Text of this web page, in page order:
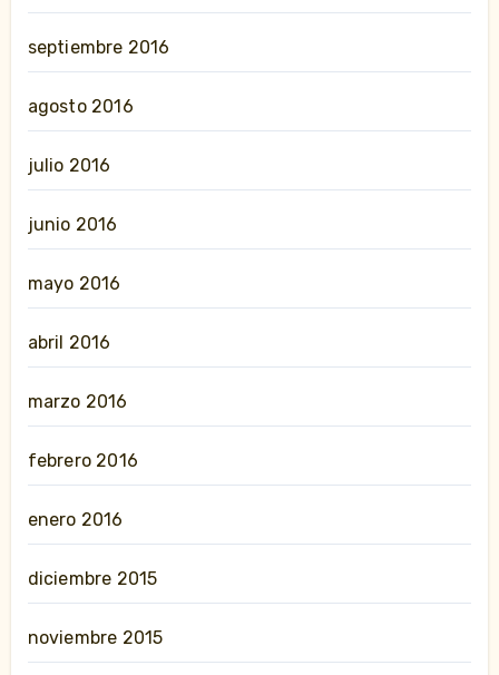
septiembre 2016
agosto 2016
julio 2016
junio 2016
mayo 2016
abril 2016
marzo 2016
febrero 2016
enero 2016
diciembre 2015
noviembre 2015